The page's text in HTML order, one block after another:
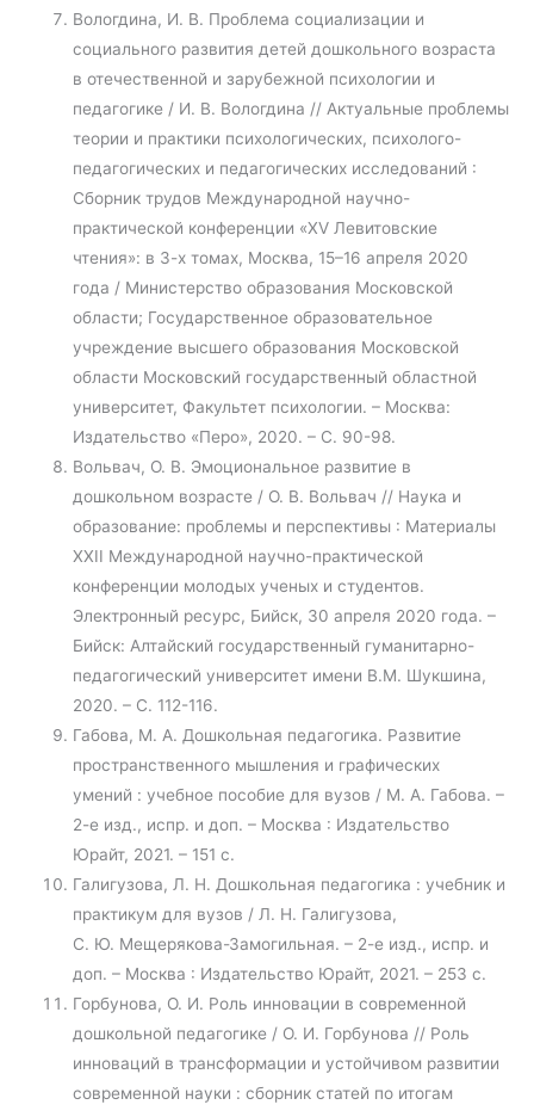
Вологдина, И. В. Проблема социализации и
социального развития детей дошкольного возраста
в отечественной и зарубежной психологии и
педагогике / И. В. Вологдина // Актуальные проблемы
теории и практики психологических, психолого-
педагогических и педагогических исследований :
Сборник трудов Международной научно-
практической конференции «XV Левитовские
чтения»: в 3-х томах, Москва, 15–16 апреля 2020
года / Министерство образования Московской
области; Государственное образовательное
учреждение высшего образования Московской
области Московский государственный областной
университет, Факультет психологии. – Москва:
Издательство «Перо», 2020. – С. 90-98.
Вольвач, О. В. Эмоциональное развитие в
дошкольном возрасте / О. В. Вольвач // Наука и
образование: проблемы и перспективы : Материалы
XXII Международной научно-практической
конференции молодых ученых и студентов.
Электронный ресурс, Бийск, 30 апреля 2020 года. –
Бийск: Алтайский государственный гуманитарно-
педагогический университет имени В.М. Шукшина,
2020. – С. 112-116.
Габова, М. А. Дошкольная педагогика. Развитие
пространственного мышления и графических
умений : учебное пособие для вузов / М. А. Габова. –
2-е изд., испр. и доп. – Москва : Издательство
Юрайт, 2021. – 151 с.
Галигузова, Л. Н. Дошкольная педагогика : учебник и
практикум для вузов / Л. Н. Галигузова,
С. Ю. Мещерякова-Замогильная. – 2-е изд., испр. и
доп. – Москва : Издательство Юрайт, 2021. – 253 с.
Горбунова, О. И. Роль инновации в современной
дошкольной педагогике / О. И. Горбунова // Роль
инноваций в трансформации и устойчивом развитии
современной науки : сборник статей по итогам